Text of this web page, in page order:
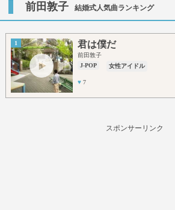
前田敦子 結婚式人気曲ランキング
1 君は僕だ
前田敦子
J-POP
女性アイドル
♥ 7
スポンサーリンク